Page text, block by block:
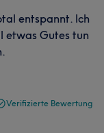
entspannt. Ich
etwas Gutes tun
Verifizierte Bewertung